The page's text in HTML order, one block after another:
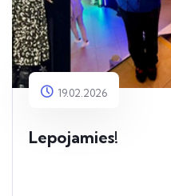
19.02.2026
Lepojamies!